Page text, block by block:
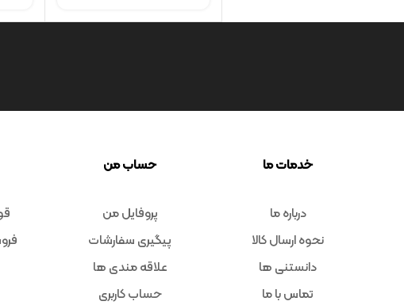
خدمات ما
درباره ما
نحوه ارسال کالا
دانستنی ها
تماس با ما
حساب من
پروفایل من
پیگیری سفارشات
علاقه مندی ها
حساب کاربری